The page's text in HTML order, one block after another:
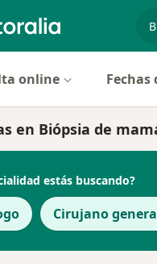
online Fechas
en Biópsia de
estás buscando?
Cirujano